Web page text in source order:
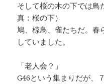
そして桜の木の下では鳥
真：桜の下）
鳩、椋鳥、雀たちだ。春
していました。
「老人会？」
G46という集まりだが、